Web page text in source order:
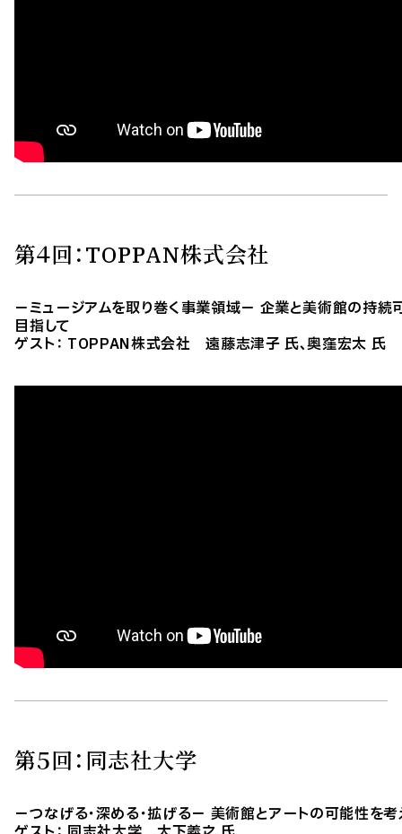
第４回：TOPPAN株式会社
－ミュージアムを取り巻く事業領域－ 企業と美術館の持続
目指して
ゲスト： TOPPAN株式会社 遠藤志津子 氏、奥窪宏太 氏
第５回：同志社大学
－つなげる・深める・拡げる－ 美術館とアートの可能性を